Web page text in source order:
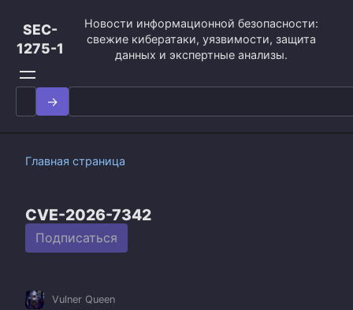
контенту
SEC-
1275-1
Новости информационной безопасности:
свежие кибератаки, уязвимости, защита
данных и экспертные анализы.
Search
for:
Главная страница
CVE-2026-7342
Подписаться
Vulner Queen